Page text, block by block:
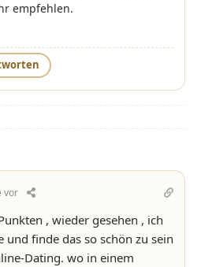
empfehlen.
vor
, wieder gesehen , ich
und finde das so schön zu sein
Dating. wo in einem